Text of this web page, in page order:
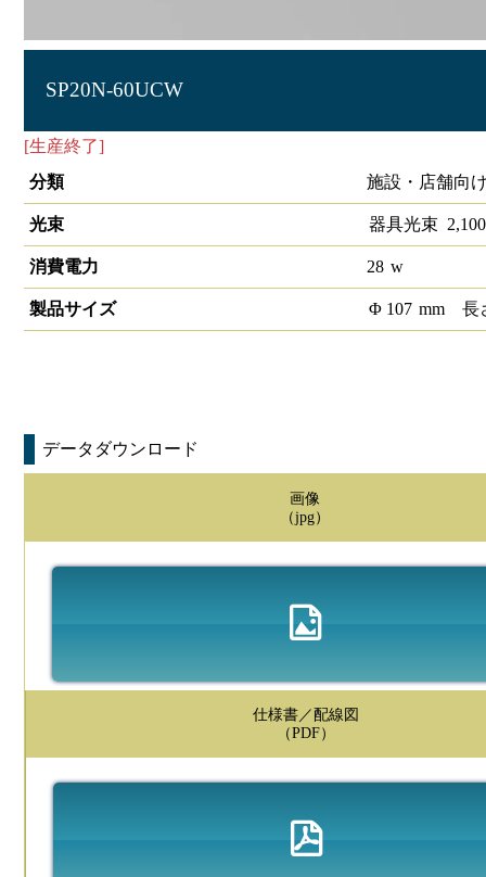
SP20N-60UCW
[生産終了]
分類
施設・店舗向
光束 器具光束 2,100
消費電力 28 w
製品サイズ Φ 107 mm 長
データダウンロード
画像
（jpg）
仕様書／配線図
（PDF）